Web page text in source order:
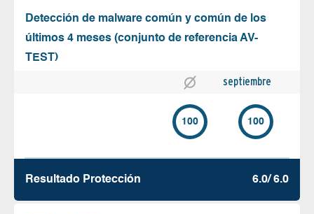
Detección de malware común y común de los
últimos 4 meses (conjunto de referencia AV-
TEST)
septiembre
100 100
Resultado Protección 6.0/ 6.0